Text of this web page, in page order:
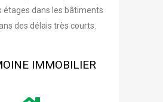
étages dans les bâtiments
des délais très courts.
IMMOBILIER